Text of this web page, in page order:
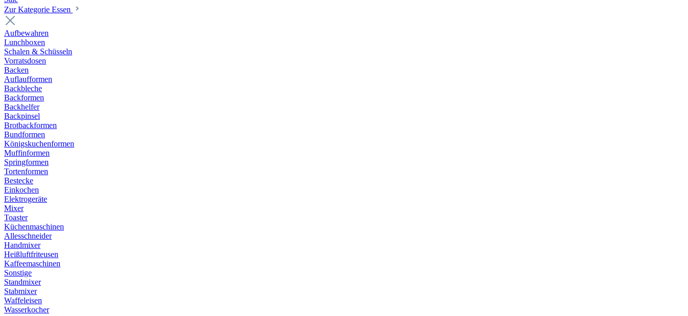
Zur Kategorie Essen
Aufbewahren
Lunchboxen
Schalen & Schüsseln
Vorratsdosen
Backen
Auflaufformen
Backbleche
Backformen
Backhelfer
Backpinsel
Brotbackformen
Bundformen
Königskuchenformen
Muffinformen
Springformen
Tortenformen
Bestecke
Einkochen
Elektrogeräte
Mixer
Toaster
Küchenmaschinen
Allesschneider
Handmixer
Heißluftfriteusen
Kaffeemaschinen
Sonstige
Standmixer
Stabmixer
Waffeleisen
Wasserkocher